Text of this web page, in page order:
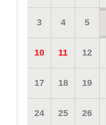
3 4 5
10 11 12
17 18 19
24 25 26